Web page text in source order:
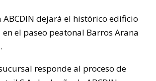
dejará el histórico edificio
el paseo peatonal Barros Arana
responde al proceso de